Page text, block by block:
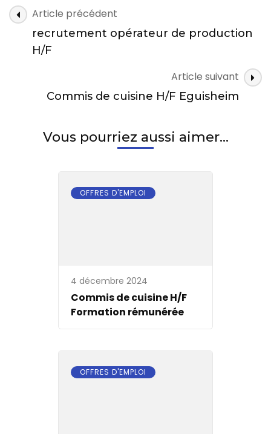
Navigation
des
articles
Article précédent
recrutement opérateur de production
H/F
Article suivant
Commis de cuisine H/F Eguisheim
Vous pourriez aussi aimer...
OFFRES D'EMPLOI
4 décembre 2024
Commis de cuisine H/F
Formation rémunérée
OFFRES D'EMPLOI